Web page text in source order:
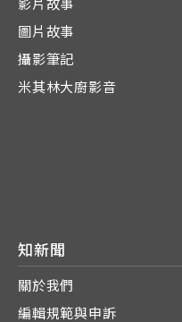
影片故事
圖片故事
攝影筆記
米其林大廚影音
知新聞
關於我們
編輯規範與申訴